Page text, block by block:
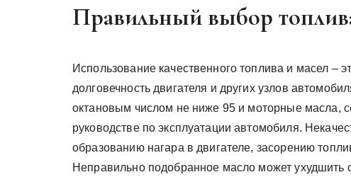
Правильный выбор
Использование качественного топлива и масел –
долговечность двигателя и других узлов
октановым числом не ниже 95 и моторные масла,
руководстве по эксплуатации автомобиля.
образованию нагара в двигателе, засорению
Неправильно подобранное масло может ухудшить